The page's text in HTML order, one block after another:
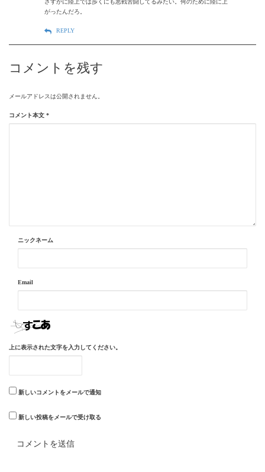
さすがに陸上では歩くにも悪戦苦闘してるみたい。何のために陸に上
がったんだろ。
REPLY
コメントを残す
メールアドレスは公開されません。
コメント本文 *
ニックネーム
Email
上に表示された文字を入力してください。
新しいコメントをメールで通知
新しい投稿をメールで受け取る